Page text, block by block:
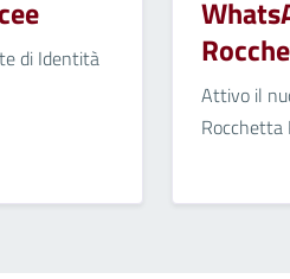
di Identità
Attivo il
Rocchetta